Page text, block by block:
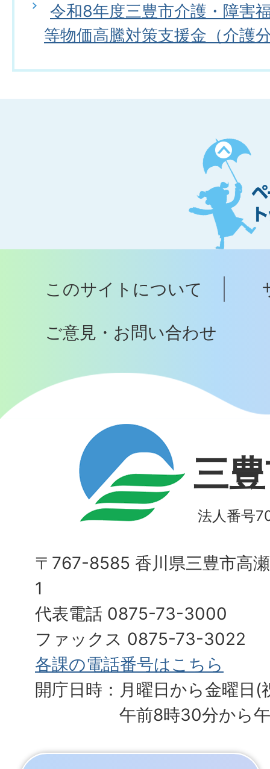
令和8年度三豊市介護・障害
等物価高騰対策支援金（介護
ペ
ー
ジ
ッ
へ
このサイトについて
ご意見・お問い合わせ
三
法人番号
〒767-8585 香川県三豊市高
1
代表電話 0875-73-3000
ファックス 0875-73-3022
各課の電話番号はこちら
開庁日時：月曜日から金曜日(
午前8時30分から